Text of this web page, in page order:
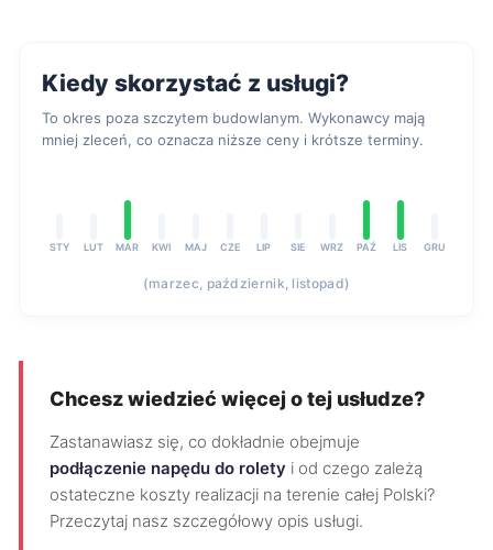
Kiedy skorzystać z usługi?
To okres poza szczytem budowlanym. Wykonawcy mają
mniej zleceń, co oznacza niższe ceny i krótsze terminy.
STY LUT MAR KWI MAJ CZE LIP SIE WRZ PAŹ LIS GRU
(marzec, październik, listopad)
Chcesz wiedzieć więcej o tej usłudze?
Zastanawiasz się, co dokładnie obejmuje
podłączenie napędu do rolety i od czego zależą
ostateczne koszty realizacji na terenie całej Polski?
Przeczytaj nasz szczegółowy opis usługi.